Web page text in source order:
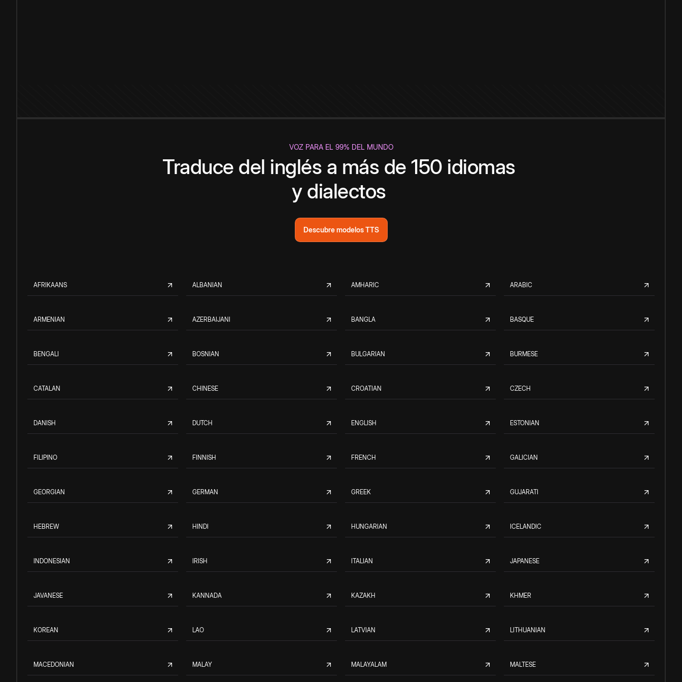
VOZ PARA EL 99% DEL MUNDO
Traduce del inglés a más de 150 idiomas
y dialectos
Descubre modelos TTS
AFRIKAANS ALBANIAN AMHARIC ARABIC
ARMENIAN AZERBAIJANI BANGLA BASQUE
BENGALI BOSNIAN BULGARIAN BURMESE
CATALAN CHINESE CROATIAN CZECH
DANISH DUTCH ENGLISH ESTONIAN
FILIPINO FINNISH FRENCH GALICIAN
GEORGIAN GERMAN GREEK GUJARATI
HEBREW HINDI HUNGARIAN ICELANDIC
INDONESIAN IRISH ITALIAN JAPANESE
JAVANESE KANNADA KAZAKH KHMER
KOREAN LAO LATVIAN LITHUANIAN
MACEDONIAN MALAY MALAYALAM MALTESE